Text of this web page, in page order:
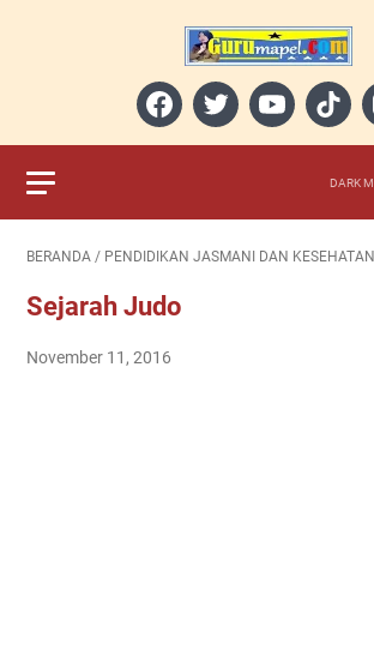
BERANDA / PENDIDIKAN JASMANI DAN KESEHATAN
Sejarah Judo
November 11, 2016